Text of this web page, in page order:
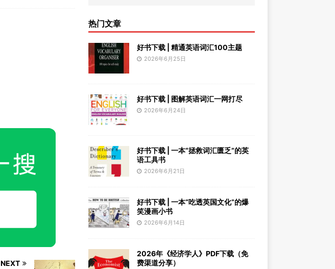
NEXT
热门文章
好书下载 | 精通英语词汇100主题
2026年6月25日
好书下载 | 图解英语词汇一网打尽
2026年6月24日
好书下载 | 一本“拯救词汇匮乏”的英
语工具书
2026年6月21日
好书下载 | 一本“吃透英国文化”的爆
笑漫画小书
2026年6月14日
2026年《经济学人》PDF下载（免
费渠道分享）